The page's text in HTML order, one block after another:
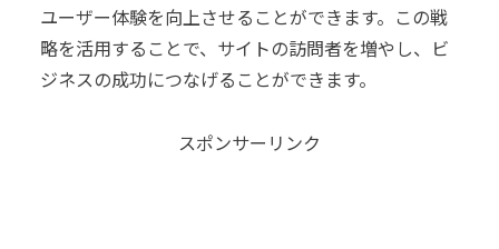
ユーザー体験を向上させることができます。この戦
略を活用することで、サイトの訪問者を増やし、ビ
ジネスの成功につなげることができます。
スポンサーリンク